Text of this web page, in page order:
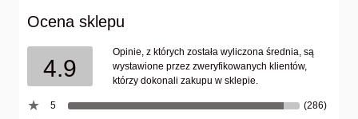
Ocena sklepu
4.9
Opinie, z których została wyliczona średnia, są
wystawione przez zweryfikowanych klientów,
którzy dokonali zakupu w sklepie.
5
(286)